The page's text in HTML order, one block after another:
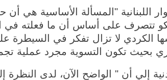
اللبنانية "المسألة الأساسية
تتصرف على أساس أن ما فعلته
الكردي لا تزال تفكر في السيطرة
بحيث تكون التسوية مجرد عملية
إلي أن " الواضح الآن، لدى النظرة